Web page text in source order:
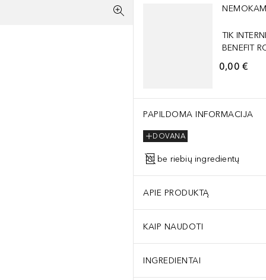
TIK
BENEFIT
0,00 €
PAPILDOMA INFORMACIJA
DOVANA
be riebių ingredientų
APIE PRODUKTĄ
KAIP NAUDOTI
INGREDIENTAI